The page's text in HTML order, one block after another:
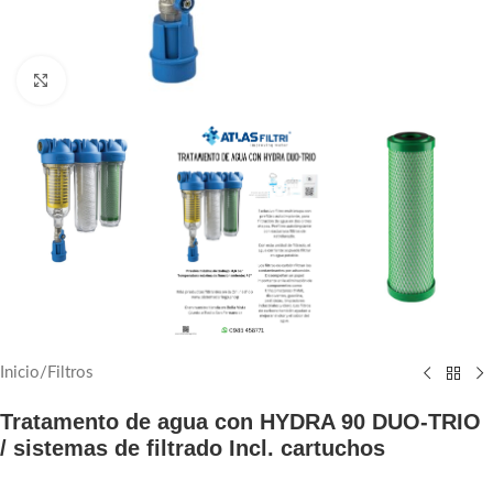
Haga clic para ampliar
Inicio/ Filtros
Tratamento de agua con HYDRA 90 DUO-TRIO
/ sistemas de filtrado Incl. cartuchos